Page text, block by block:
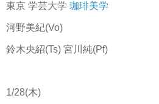
東京 学芸大学 珈琲美学
河野美紀(Vo)
鈴木央紹(Ts) 宮川純(Pf)
1/28(木)